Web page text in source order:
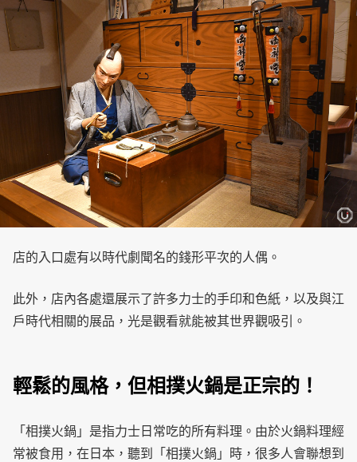
店的入口處有以時代劇聞名的錢形平次的人偶。
此外，店內各處還展示了許多力士的手印和色紙，以及與江
戶時代相關的展品，光是觀看就能被其世界觀吸引。
輕鬆的風格，但相撲火鍋是正宗的！
「相撲火鍋」是指力士日常吃的所有料理。由於火鍋料理經
常被食用，在日本，聽到「相撲火鍋」時，很多人會聯想到